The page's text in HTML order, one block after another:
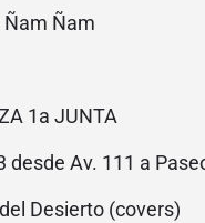
Ñam Ñam
1a JUNTA
desde Av. 111 a
Desierto (covers)